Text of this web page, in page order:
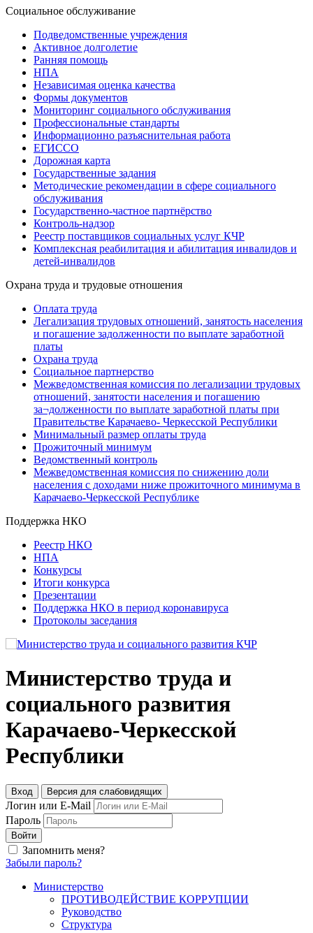
Социальное обслуживание
Подведомственные учреждения
Активное долголетие
Ранняя помощь
НПА
Независимая оценка качества
Формы документов
Мониторинг социального обслуживания
Профессиональные стандарты
Информационно разъяснительная работа
ЕГИССО
Дорожная карта
Государственные задания
Методические рекомендации в сфере социального
обслуживания
Государственно-частное партнёрство
Контроль-надзор
Реестр поставщиков социальных услуг КЧР
Комплексная реабилитация и абилитация инвалидов и
детей-инвалидов
Охрана труда и трудовые отношения
Оплата труда
Легализация трудовых отношений, занятость населения
и погашение задолженности по выплате заработной
платы
Охрана труда
Социальное партнерство
Межведомственная комиссия по легализации трудовых
отношений, занятости населения и погашению
за¬долженности по выплате заработной платы при
Правительстве Карачаево- Черкесской Республики
Минимальный размер оплаты труда
Прожиточный минимум
Ведомственный контроль
Межведомственная комиссия по снижению доли
населения с доходами ниже прожиточного минимума в
Карачаево-Черкесской Республике
Поддержка НКО
Реестр НКО
НПА
Конкурсы
Итоги конкурса
Презентации
Поддержка НКО в период коронавируса
Протоколы заседания
Министерство труда и
социального развития
Карачаево-Черкесской
Республики
Вход Версия для слабовидящих
Логин или E-Mail
Пароль
Войти
Запомнить меня?
Забыли пароль?
Министерство
ПРОТИВОДЕЙСТВИЕ КОРРУПЦИИ
Руководство
Структура